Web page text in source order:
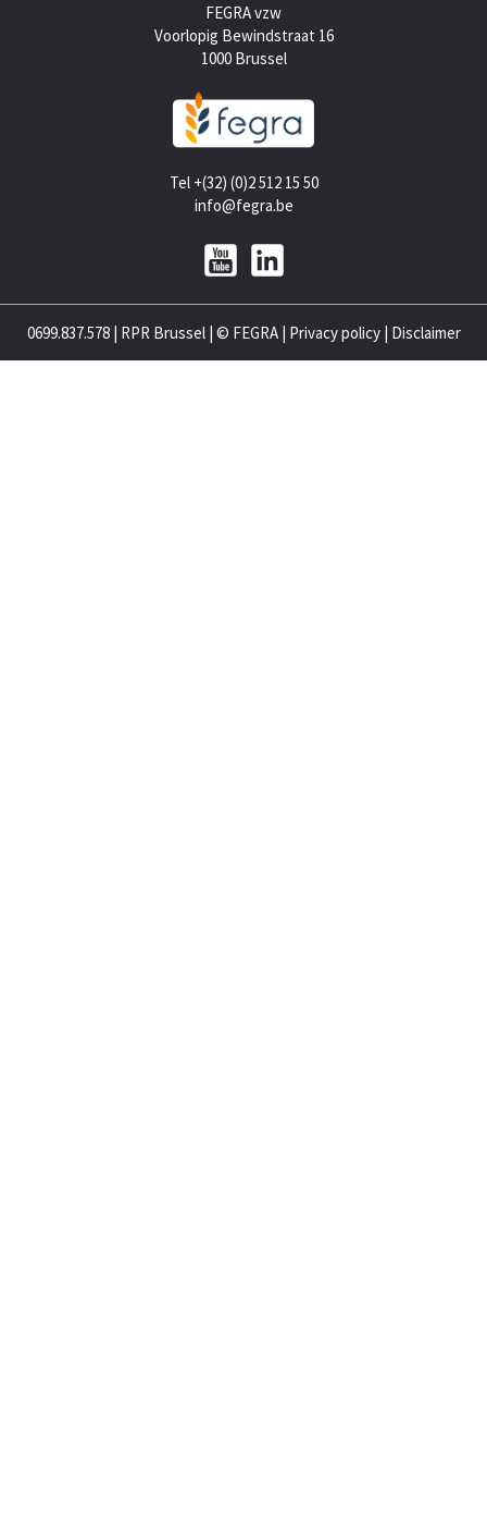
FEGRA vzw
Voorlopig Bewindstraat 16
1000 Brussel
Tel +(32) (0)2 512 15 50
info@fegra.be
0699.837.578| RPR Brussel| © FEGRA| Privacy policy| Disclaimer